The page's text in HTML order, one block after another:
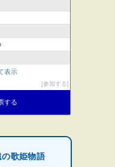
表示
参加する
する
歌姫物語